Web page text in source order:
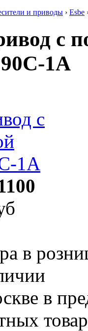
и приводы › Esbe
с
90С-1А
в
в